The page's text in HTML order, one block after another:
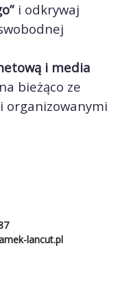
i odkrywaj
i media
bieżąco ze
organizowanymi
lancut.pl